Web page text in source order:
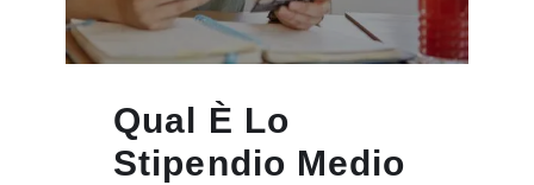
Qual È Lo
Stipendio Medio